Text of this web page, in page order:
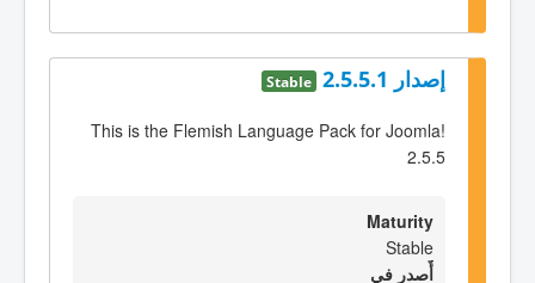
إصدار 2.5.5.1 Stable
This is the Flemish Language Pack for Joomla!
2.5.5
Maturity
Stable
أٌصدر في